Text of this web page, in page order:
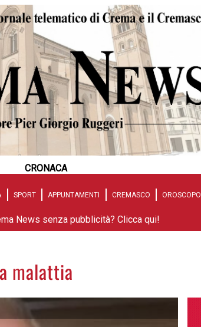
CRONACA
SPORT APPUNTAMENTI CREMASCO OROSCOPO
News senza pubblicità? Clicca qui!
malattia